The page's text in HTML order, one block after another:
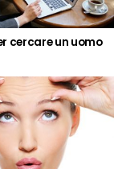
cercare un uomo